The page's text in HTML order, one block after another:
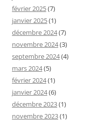
février 2025(7)
janvier 2025(1)
décembre 2024(7)
novembre 2024(3)
septembre 2024(4)
mars 2024(5)
février 2024(1)
janvier 2024(6)
décembre 2023(1)
novembre 2023(1)